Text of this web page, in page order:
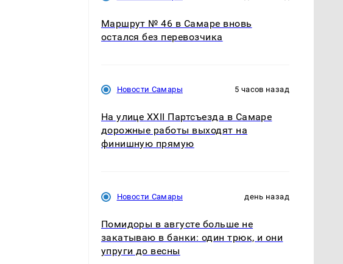
Маршрут № 46 в Самаре вновь
остался без перевозчика
Новости Самары 5 часов назад
На улице XXII Партсъезда в Самаре
дорожные работы выходят на
финишную прямую
Новости Самары день назад
Помидоры в августе больше не
закатываю в банки: один трюк, и они
упруги до весны